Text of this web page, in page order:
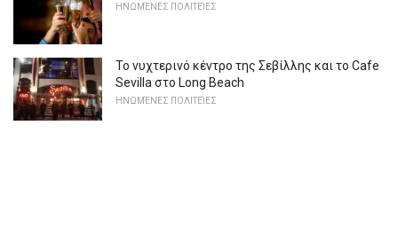
ΗΝΩΜΈΝΕΣ ΠΟΛΙΤΕΊΕΣ
Το νυχτερινό κέντρο της Σεβίλλης και το Cafe
Sevilla στο Long Beach
ΗΝΩΜΈΝΕΣ ΠΟΛΙΤΕΊΕΣ